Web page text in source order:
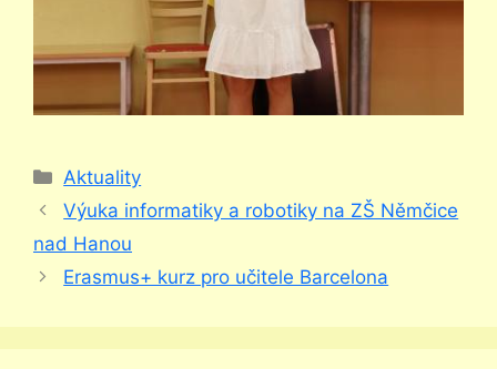
Rubriky
Aktuality
Výuka informatiky a robotiky na ZŠ Němčice
nad Hanou
Erasmus+ kurz pro učitele Barcelona